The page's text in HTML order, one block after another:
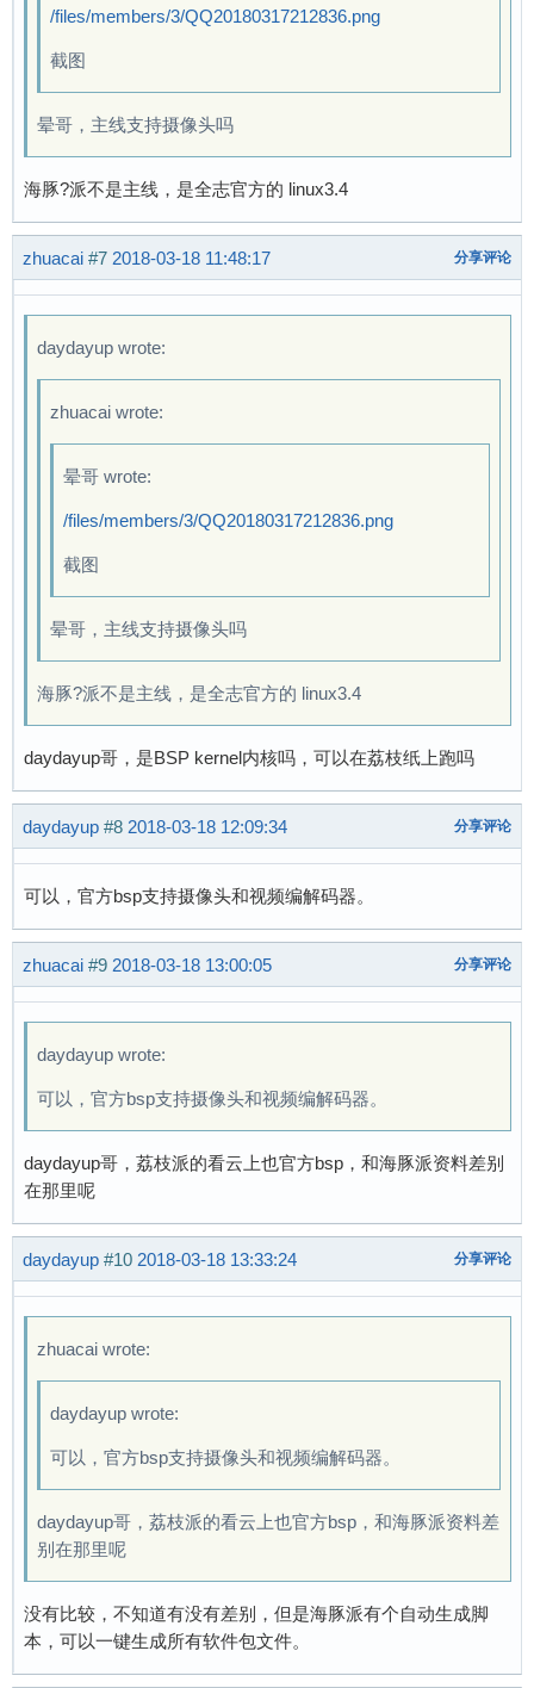
/files/members/3/QQ20180317212836.png
截图
晕哥，主线支持摄像头吗
海豚?派不是主线，是全志官方的 linux3.4
zhuacai #7 2018-03-18 11:48:17 分享评论
daydayup wrote:
zhuacai wrote:
晕哥 wrote:
/files/members/3/QQ20180317212836.png
截图
晕哥，主线支持摄像头吗
海豚?派不是主线，是全志官方的 linux3.4
daydayup哥，是BSP kernel内核吗，可以在荔枝纸上跑吗
daydayup #8 2018-03-18 12:09:34 分享评论
可以，官方bsp支持摄像头和视频编解码器。
zhuacai #9 2018-03-18 13:00:05 分享评论
daydayup wrote:
可以，官方bsp支持摄像头和视频编解码器。
daydayup哥，荔枝派的看云上也官方bsp，和海豚派资料差别
在那里呢
daydayup #10 2018-03-18 13:33:24 分享评论
zhuacai wrote:
daydayup wrote:
可以，官方bsp支持摄像头和视频编解码器。
daydayup哥，荔枝派的看云上也官方bsp，和海豚派资料差
别在那里呢
没有比较，不知道有没有差别，但是海豚派有个自动生成脚
本，可以一键生成所有软件包文件。